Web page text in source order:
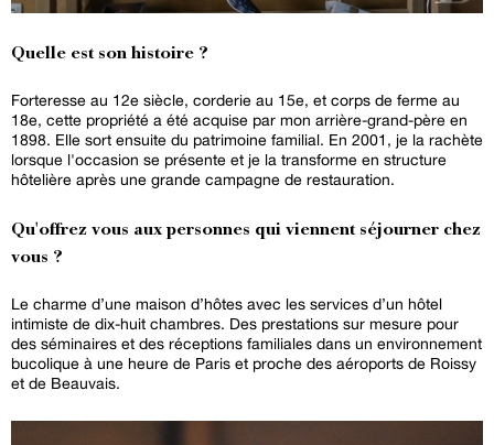
Quelle est son histoire ?
Forteresse au 12e siècle, corderie au 15e, et corps de ferme au
18e, cette propriété a été acquise par mon arrière-grand-père en
1898. Elle sort ensuite du patrimoine familial. En 2001, je la rachète
lorsque l'occasion se présente et je la transforme en structure
hôtelière après une grande campagne de restauration.
Qu'offrez vous aux personnes qui viennent séjourner chez
vous ?
Le charme d’une maison d’hôtes avec les services d’un hôtel
intimiste de dix-huit chambres. Des prestations sur mesure pour
des séminaires et des réceptions familiales dans un environnement
bucolique à une heure de Paris et proche des aéroports de Roissy
et de Beauvais.